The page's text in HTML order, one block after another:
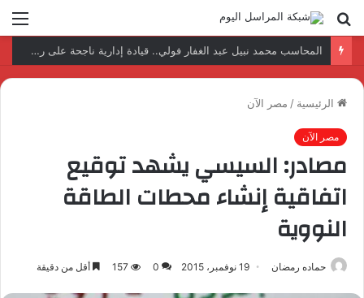
بحث
عن
المحاسب محمد نبيل عبد الغفار فولي.. قيادة إدارية ناجحة على رأس فرع إيرادات طامية
الرئيسية / مصر الآن
مصر الآن
مصادر: السيسي يشهد توقيع
اتفاقية إنشاء محطات الطاقة
النووية
حماده رمضان 19 نوفمبر، 2015 0
157 أقل من دقيقة